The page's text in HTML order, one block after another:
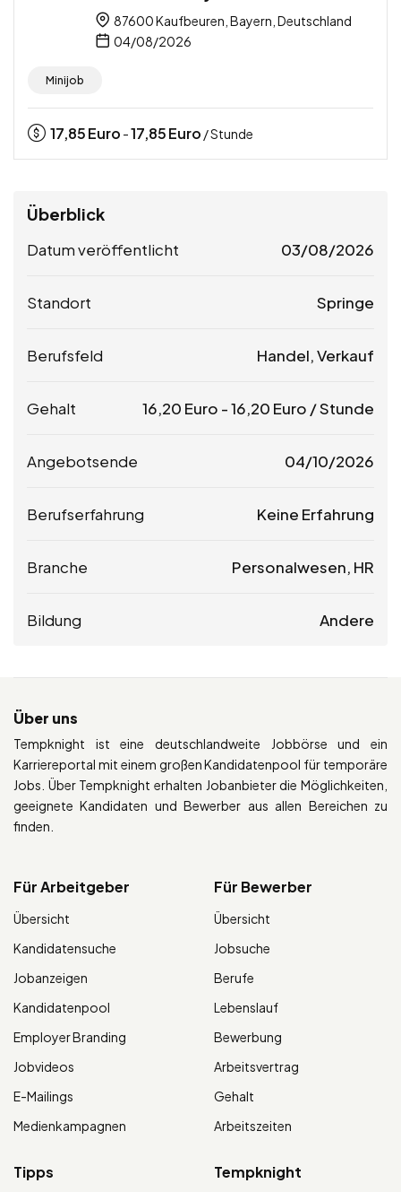
87600 Kaufbeuren, Bayern, Deutschland
04/08/2026
Minijob
17,85Euro -17,85Euro / Stunde
Überblick
Datum veröffentlicht 03/08/2026
Standort Springe
Berufsfeld Handel, Verkauf
Gehalt 16,20 Euro -16,20 Euro / Stunde
Angebotsende 04/10/2026
Berufserfahrung Keine Erfahrung
Branche Personalwesen, HR
Bildung Andere
Über uns
Tempknight ist eine deutschlandweite Jobbörse und ein
Karriereportal mit einem großen Kandidatenpool für temporäre
Jobs. Über Tempknight erhalten Jobanbieter die Möglichkeiten,
geeignete Kandidaten und Bewerber aus allen Bereichen zu
finden.
Für Arbeitgeber
Übersicht
Kandidatensuche
Jobanzeigen
Kandidatenpool
Employer Branding
Jobvideos
E-Mailings
Medienkampagnen
Für Bewerber
Übersicht
Jobsuche
Berufe
Lebenslauf
Bewerbung
Arbeitsvertrag
Gehalt
Arbeitszeiten
Tipps Tempknight